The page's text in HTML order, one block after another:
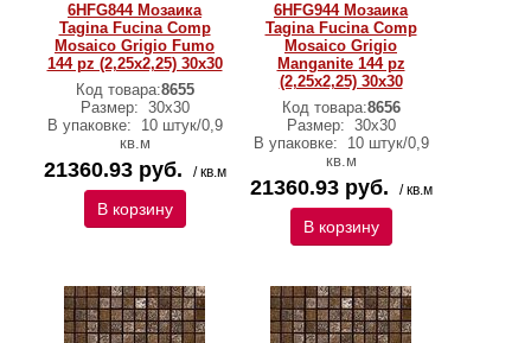
6HFG844 Мозаика
Tagina Fucina Comp
Mosaico Grigio Fumo
144 pz (2,25x2,25) 30x30
Код товара:8655
Размер: 30x30
В упаковке:
10 штук/0,9
кв.м
21360.93 руб. / кв.м
В корзину
6HFG944 Мозаика
Tagina Fucina Comp
Mosaico Grigio
Manganite 144 pz
(2,25x2,25) 30x30
Код товара:8656
Размер: 30x30
В упаковке:
10 штук/0,9
кв.м
21360.93 руб. / кв.м
В корзину